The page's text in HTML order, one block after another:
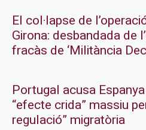
El col·lapse de
Girona: desbandada de
fracàs de ‘Militància
Portugal acusa
“efecte crida” massiu
regulació” migratòria